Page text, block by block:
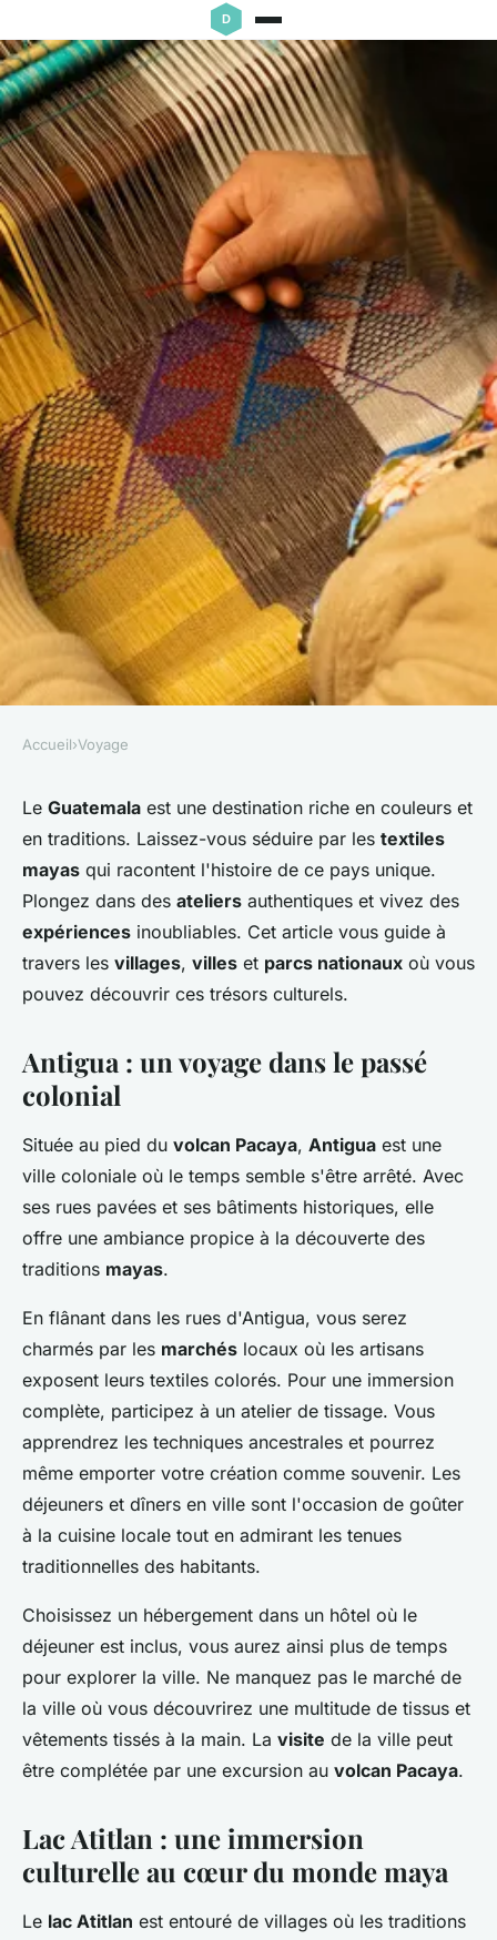
VOYAGE
Où découvrir les traditions
textiles des Mayas au
Guatemala : ateliers et
expériences recommandées ?
Louane•24 juin 2024• 5 min de lecture
Accueil›Voyage
Le Guatemala est une destination riche en couleurs et
en traditions. Laissez-vous séduire par les textiles
mayas qui racontent l'histoire de ce pays unique.
Plongez dans des ateliers authentiques et vivez des
expériences inoubliables. Cet article vous guide à
travers les villages, villes et parcs nationaux où vous
pouvez découvrir ces trésors culturels.
Antigua : un voyage dans le passé
colonial
Située au pied du volcan Pacaya, Antigua est une
ville coloniale où le temps semble s'être arrêté. Avec
ses rues pavées et ses bâtiments historiques, elle
offre une ambiance propice à la découverte des
traditions mayas.
En flânant dans les rues d'Antigua, vous serez
charmés par les marchés locaux où les artisans
exposent leurs textiles colorés. Pour une immersion
complète, participez à un atelier de tissage. Vous
apprendrez les techniques ancestrales et pourrez
même emporter votre création comme souvenir. Les
déjeuners et dîners en ville sont l'occasion de goûter
à la cuisine locale tout en admirant les tenues
traditionnelles des habitants.
Choisissez un hébergement dans un hôtel où le
déjeuner est inclus, vous aurez ainsi plus de temps
pour explorer la ville. Ne manquez pas le marché de
la ville où vous découvrirez une multitude de tissus et
vêtements tissés à la main. La visite de la ville peut
être complétée par une excursion au volcan Pacaya.
Lac Atitlan : une immersion
culturelle au cœur du monde maya
Le lac Atitlan est entouré de villages où les traditions